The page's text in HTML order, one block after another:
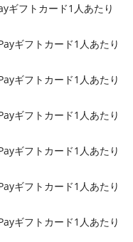
ギフトカード1人あたり
ギフトカード1人あたり
ギフトカード1人あたり
ギフトカード1人あたり
ギフトカード1人あたり
ギフトカード1人あたり
ギフトカード1人あたり